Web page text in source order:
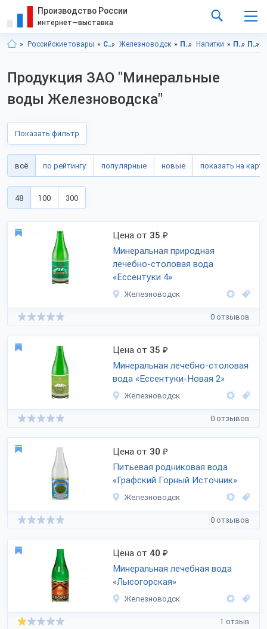
Производство России
интернет—выставка
Российские товары Ставропольский край Железноводск Продукты питания Напитки Продукты питания, Ставропольский край Продукты питания, г.Железноводск
Продукция ЗАО "Минеральные
воды Железноводска"
Показать фильтр
всё по рейтингу популярные новые показать на карте
48 100 300
Цена от 35 ₽
Минеральная природная
лечебно-столовая вода
«Ессентуки 4»
Железноводск
0 отзывов
Цена от 35 ₽
Минеральная лечебно-столовая
вода «Ессентуки-Новая 2»
Железноводск
0 отзывов
Цена от 30 ₽
Питьевая родниковая вода
«Графский Горный Источник»
Железноводск
0 отзывов
Цена от 40 ₽
Минеральная лечебная вода
«Лысогорская»
Железноводск
1 отзыв